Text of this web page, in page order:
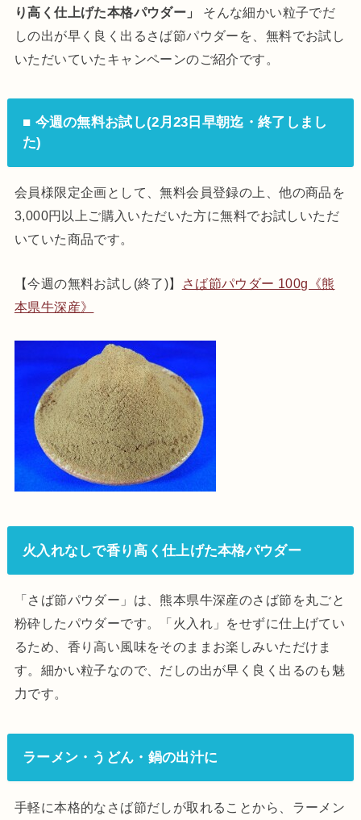
り高く仕上げた本格パウダー」
そんな細かい粒子でだ
しの出が早く良く出るさば節パウダーを、無料でお試し
いただいていたキャンペーンのご紹介です。
■ 今週の無料お試し(2月23日早朝迄・終了しまし
た)
会員様限定企画として、無料会員登録の上、他の商品を
3,000円以上ご購入いただいた方に無料でお試しいただ
いていた商品です。
【今週の無料お試し(終了)】
さば節パウダー 100g《熊
本県牛深産》
火入れなしで香り高く仕上げた本格パウダー
「さば節パウダー」は、熊本県牛深産のさば節を丸ごと
粉砕したパウダーです。「火入れ」をせずに仕上げてい
るため、香り高い風味をそのままお楽しみいただけま
す。細かい粒子なので、だしの出が早く良く出るのも魅
力です。
ラーメン・うどん・鍋の出汁に
手軽に本格的なさば節だしが取れることから、ラーメン